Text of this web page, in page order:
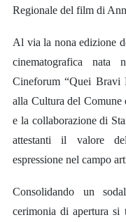
Regionale del film di
Al via la nona edizione
cinematografica
Cineforum “Quei Bravi
alla Cultura del
e la collaborazione di
attestanti il valore
espressione nel campo
Consolidando un
cerimonia di apertura si